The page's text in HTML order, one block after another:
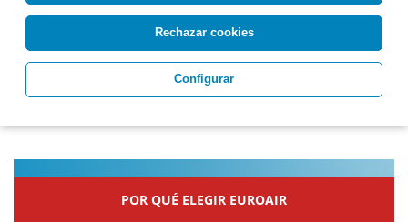
Rechazar cookies
Configurar
sobre protección de datos »
POR QUÉ ELEGIR EUROAIR